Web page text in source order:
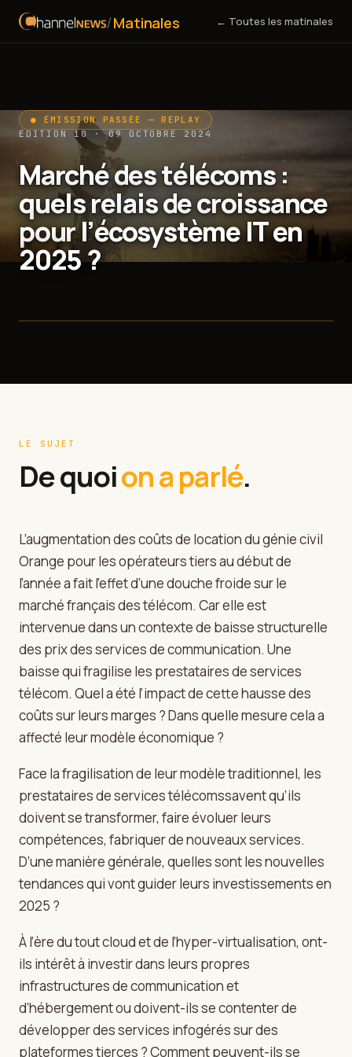
/Matinales ← Toutes les matinales
● ÉMISSION PASSÉE — REPLAY
ÉDITION 10 · 09 OCTOBRE 2024
Marché des télécoms :
quels relais de croissance
pour l’écosystème IT en
2025 ?
LE SUJET
De quoion a parlé.
L’augmentation des coûts de location du génie civil
Orange pour les opérateurs tiers au début de
l’année a fait l’effet d’une douche froide sur le
marché français des télécom. Car elle est
intervenue dans un contexte de baisse structurelle
des prix des services de communication. Une
baisse qui fragilise les prestataires de services
télécom. Quel a été l’impact de cette hausse des
coûts sur leurs marges ? Dans quelle mesure cela a
affecté leur modèle économique ?
Face la fragilisation de leur modèle traditionnel, les
prestataires de services télécomssavent qu’ils
doivent se transformer, faire évoluer leurs
compétences, fabriquer de nouveaux services.
D’une manière générale, quelles sont les nouvelles
tendances qui vont guider leurs investissements en
2025 ?
À l’ère du tout cloud et de l’hyper-virtualisation, ont-
ils intérêt à investir dans leurs propres
infrastructures de communication et
d’hébergement ou doivent-ils se contenter de
développer des services infogérés sur des
plateformes tierces ? Comment peuvent-ils se